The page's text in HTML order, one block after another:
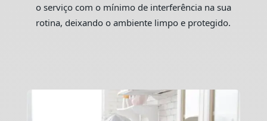
o serviço com o mínimo de interferência na sua
rotina, deixando o ambiente limpo e protegido.